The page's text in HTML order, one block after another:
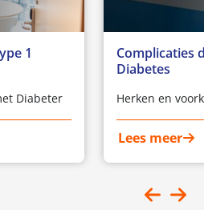
1
Diabeter
Complicaties
Diabetes
Herken en
Lees meer